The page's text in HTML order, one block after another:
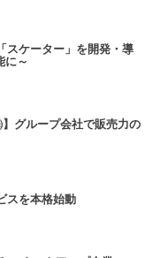
スケーター」を開発・導
に～
グループ会社で販売力の
スを本格始動